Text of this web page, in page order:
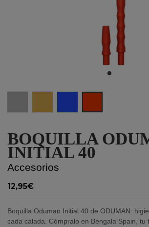
BOQUILLA
INITIAL 40
Accesorios
12,95€
Boquilla Oduman Initial 40 de ODUMAN:
cada calada. Cómpralo en Bengala Spain, tu